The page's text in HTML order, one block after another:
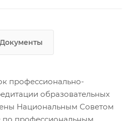
Документы
профессионально-
образовательных
Национальным Советом